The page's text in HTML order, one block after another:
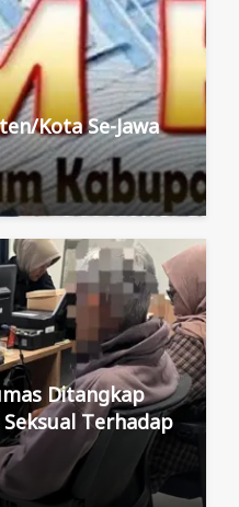
Kota Se-Jawa
Ditangkap
Terhadap